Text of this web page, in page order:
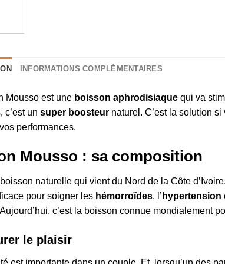
INFORMATIONS COMPLÉMENTAIRES
Mousso est une boisson aphrodisiaque qui va
c’est un super boosteur naturel. C’est la solution
performances.
Mousso : sa composition
naturelle qui vient du Nord de la Côte
pour soigner les hémorroïdes, l’ hypertension
c’est la boisson connue mondialement
le plaisir